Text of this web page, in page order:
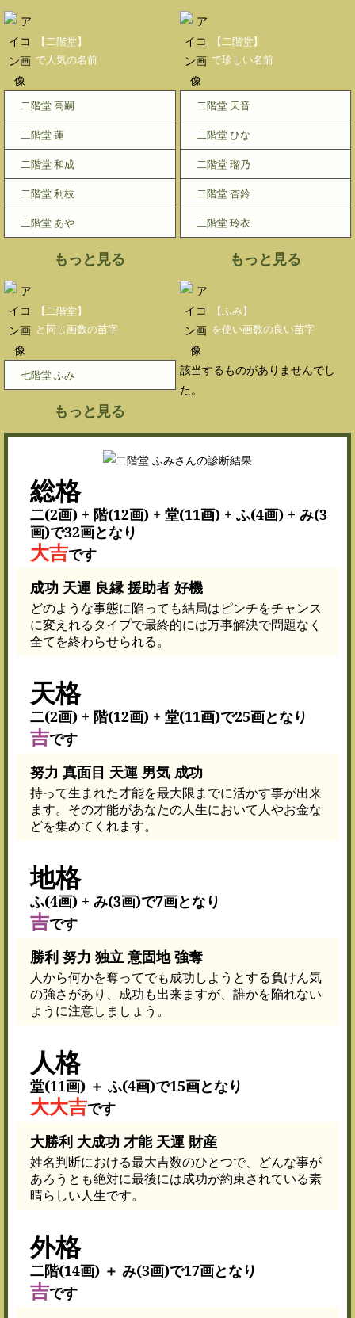
【二階堂】
で人気の名前
二階堂 高嗣
二階堂 蓮
二階堂 和成
二階堂 利枝
二階堂 あや
もっと見る
【二階堂】
で珍しい名前
二階堂 天音
二階堂 ひな
二階堂 瑠乃
二階堂 杏鈴
二階堂 玲衣
もっと見る
【二階堂】
と同じ画数の苗字
七階堂 ふみ
もっと見る
【ふみ】
を使い画数の良い苗字
該当するものがありませんでし
た。
総格
二(2画) + 階(12画) + 堂(11画) + ふ(4画) + み(3
画)で32画となり
大吉です
成功 天運 良縁 援助者 好機
どのような事態に陥っても結局はピンチをチャンス
に変えれるタイプで最終的には万事解決で問題なく
全てを終わらせられる。
天格
二(2画) + 階(12画) + 堂(11画)で25画となり
吉です
努力 真面目 天運 男気 成功
持って生まれた才能を最大限までに活かす事が出来
ます。その才能があなたの人生において人やお金な
どを集めてくれます。
地格
ふ(4画) + み(3画)で7画となり
吉です
勝利 努力 独立 意固地 強奪
人から何かを奪ってでも成功しようとする負けん気
の強さがあり、成功も出来ますが、誰かを陥れない
ように注意しましょう。
人格
堂(11画) ＋ ふ(4画)で15画となり
大大吉です
大勝利 大成功 才能 天運 財産
姓名判断における最大吉数のひとつで、どんな事が
あろうとも絶対に最後には成功が約束されている素
晴らしい人生です。
外格
二階(14画) ＋ み(3画)で17画となり
吉です